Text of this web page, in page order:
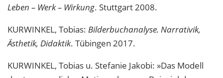
Leben – Werk – Wirkung. Stuttgart 2008.
KURWINKEL, Tobias: Bilderbuchanalyse. Narrativik,
Ästhetik, Didaktik. Tübingen 2017.
KURWINKEL, Tobias u. Stefanie Jakobi: »Das Modell